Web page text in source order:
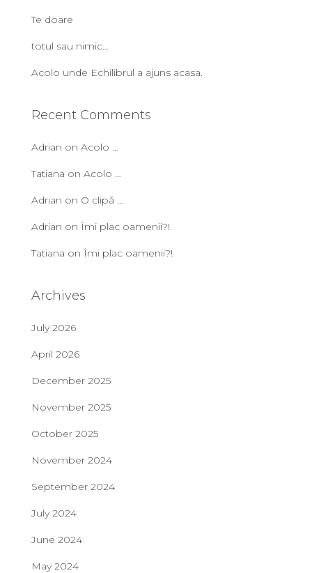
Te doare
totul sau nimic…
Acolo unde Echilibrul a ajuns acasa.
Recent Comments
Adrian on Acolo …
Tatiana on Acolo …
Adrian on O clipă …
Adrian on Îmi plac oamenii?!
Tatiana on Îmi plac oamenii?!
Archives
July 2026
April 2026
December 2025
November 2025
October 2025
November 2024
September 2024
July 2024
June 2024
May 2024